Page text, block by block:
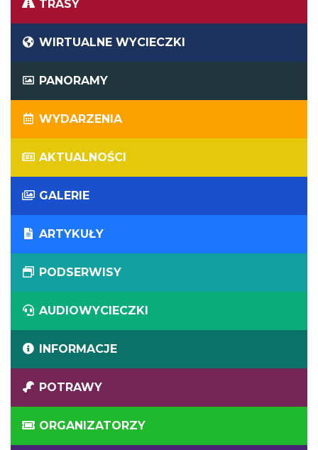
TRASY
WIRTUALNE WYCIECZKI
PANORAMY
WYDARZENIA
AKTUALNOŚCI
GALERIE
ARTYKUŁY
PODSERWISY
AUDIOWYCIECZKI
INFORMACJE
POTRAWY
ORGANIZATORZY